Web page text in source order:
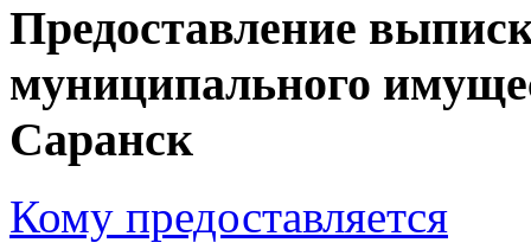
Предоставление
муниципального
Саранск
Кому предоставляется